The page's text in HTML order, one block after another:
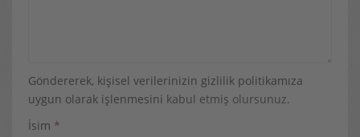
Göndererek, kişisel verilerinizin gizlilik politikamıza
uygun olarak işlenmesini kabul etmiş olursunuz.
İsim *